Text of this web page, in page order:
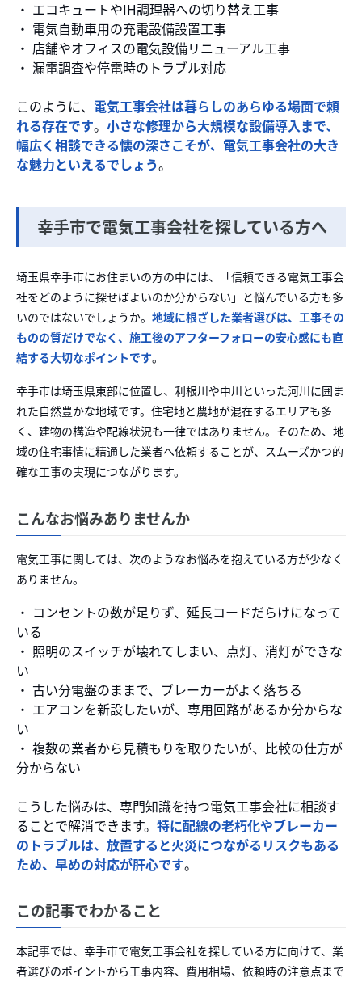
・ エコキュートやIH調理器への切り替え工事
・ 電気自動車用の充電設備設置工事
・ 店舗やオフィスの電気設備リニューアル工事
・ 漏電調査や停電時のトラブル対応
このように、 電気工事会社は暮らしのあらゆる場面で頼
れる存在です。 小さな修理から大規模な設備導入まで、
幅広く相談できる懐の深さこそが、電気工事会社の大き
な魅力といえるでしょう。
幸手市で電気工事会社を探している方へ
埼玉県幸手市にお住まいの方の中には、「信頼できる電気工事会
社をどのように探せばよいのか分からない」と悩んでいる方も多
いのではないでしょうか。 地域に根ざした業者選びは、工事その
ものの質だけでなく、施工後のアフターフォローの安心感にも直
結する大切なポイントです。
幸手市は埼玉県東部に位置し、利根川や中川といった河川に囲ま
れた自然豊かな地域です。住宅地と農地が混在するエリアも多
く、建物の構造や配線状況も一律ではありません。そのため、地
域の住宅事情に精通した業者へ依頼することが、スムーズかつ的
確な工事の実現につながります。
こんなお悩みありませんか
電気工事に関しては、次のようなお悩みを抱えている方が少なく
ありません。
・ コンセントの数が足りず、延長コードだらけになって
いる
・ 照明のスイッチが壊れてしまい、点灯、消灯ができな
い
・ 古い分電盤のままで、ブレーカーがよく落ちる
・ エアコンを新設したいが、専用回路があるか分からな
い
・ 複数の業者から見積もりを取りたいが、比較の仕方が
分からない
こうした悩みは、専門知識を持つ電気工事会社に相談す
ることで解消できます。 特に配線の老朽化やブレーカー
のトラブルは、放置すると火災につながるリスクもある
ため、早めの対応が肝心です。
この記事でわかること
本記事では、幸手市で電気工事会社を探している方に向けて、業
者選びのポイントから工事内容、費用相場、依頼時の注意点まで